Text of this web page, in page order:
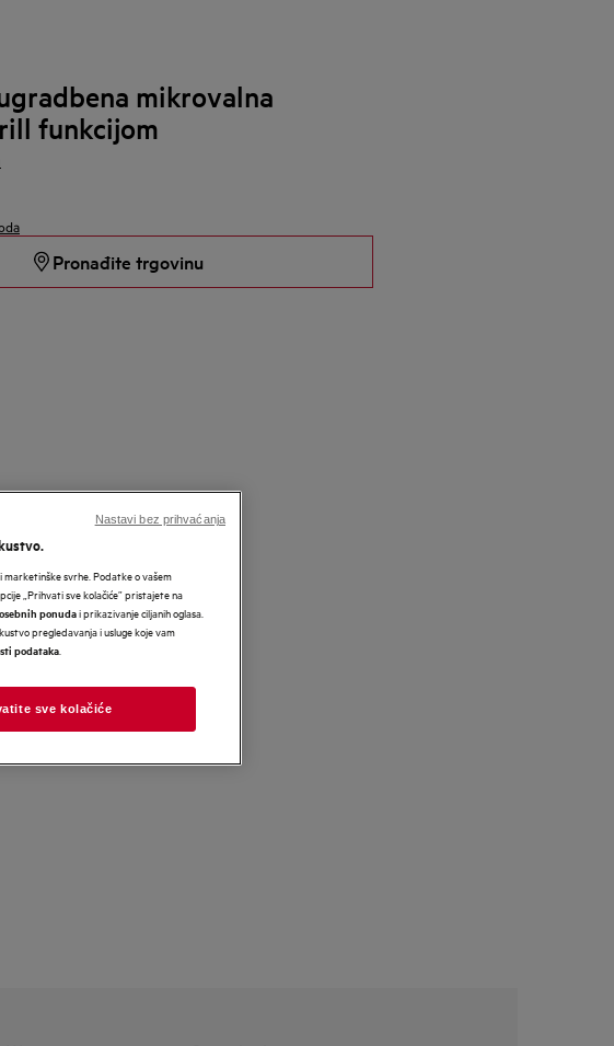
mikrovalna
funkcijom
Pronađite trgovinu
svrhe. Podatke o vašem
„Prihvati sve kolačiće” pristajete na
ponudai prikazivanje ciljanih oglasa.
pregledavanja i usluge koje vam
podataka
sve kolačiće
Nastavi bez prihvaćanja